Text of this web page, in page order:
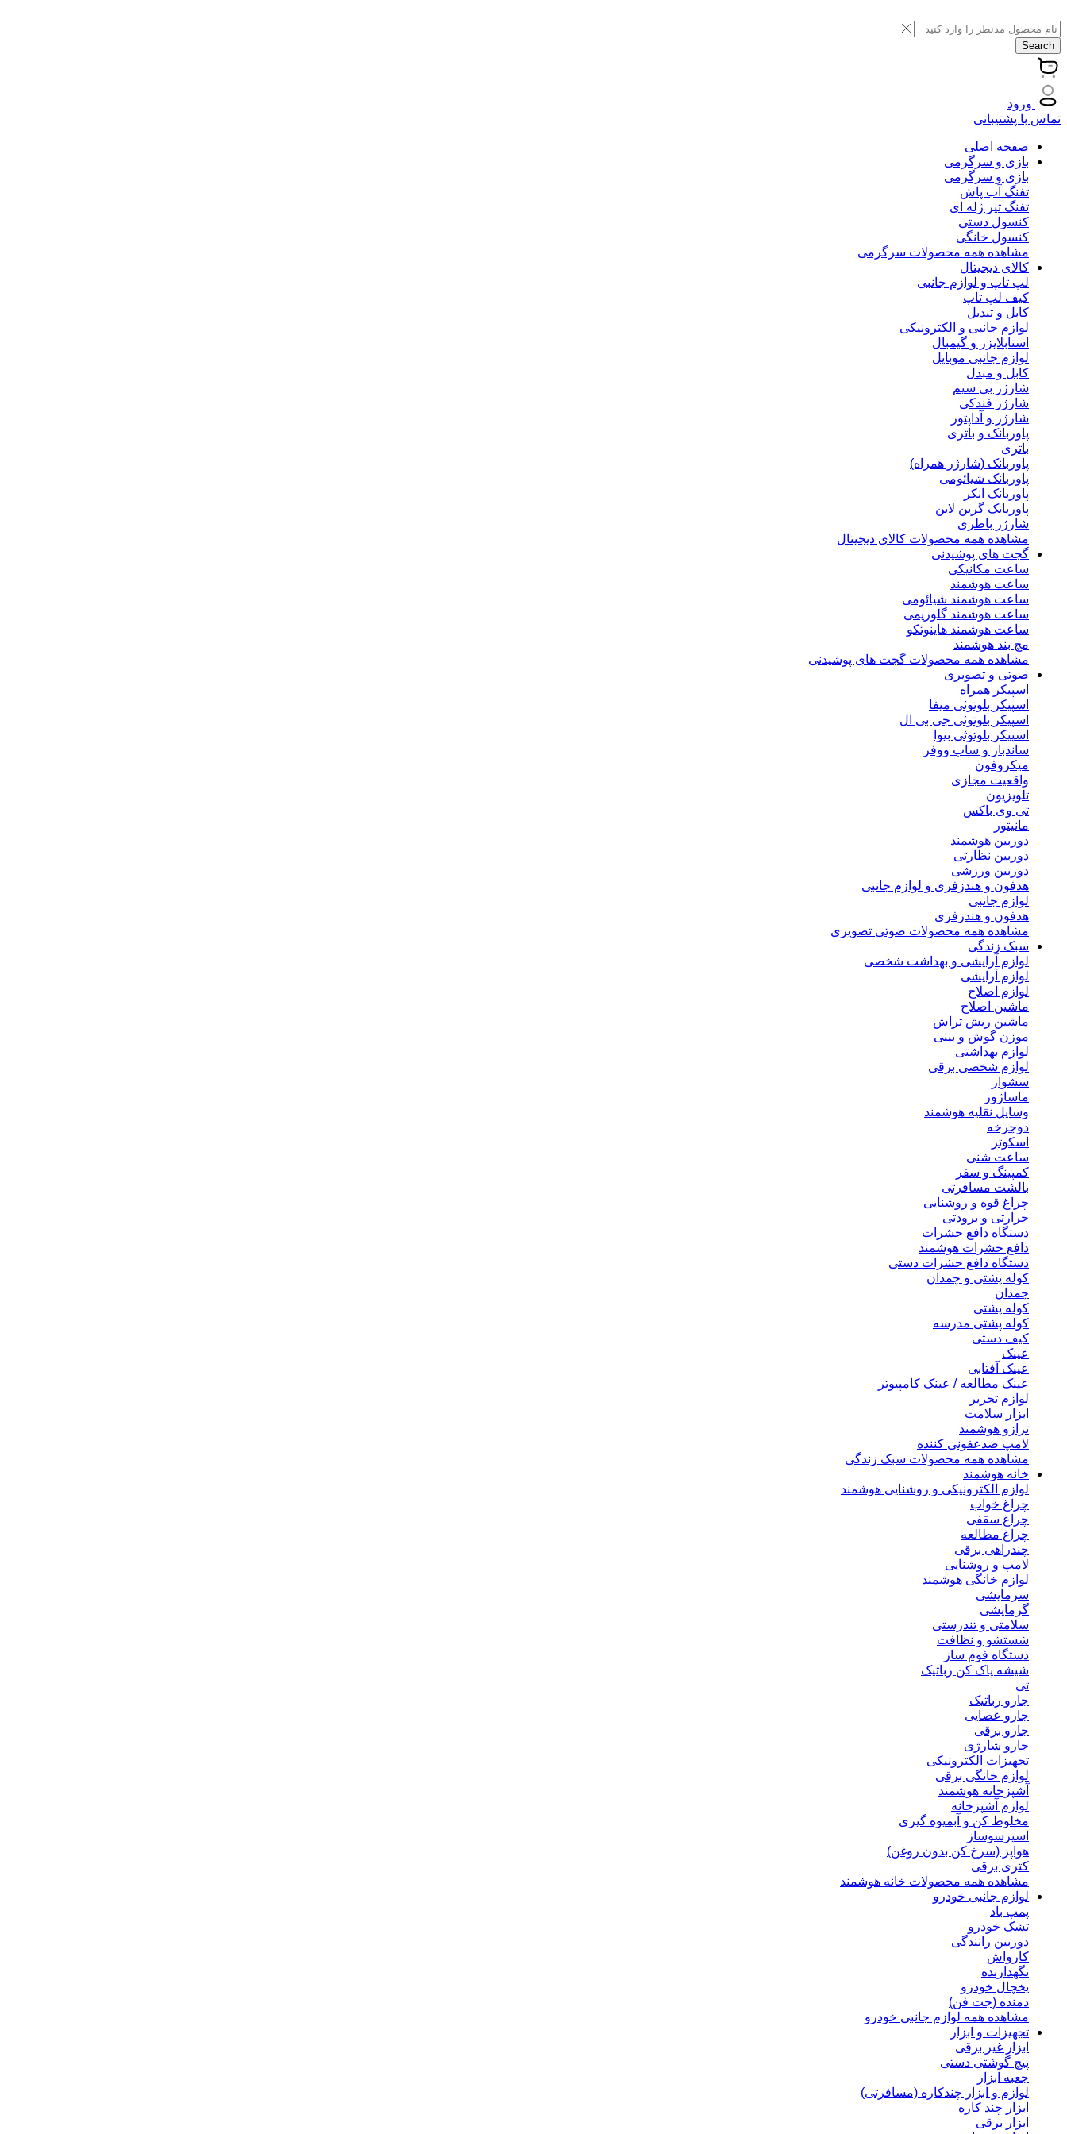
Search
ورود
تماس با پشتیبانی
صفحه اصلی
بازی و سرگرمی
بازی و سرگرمی
تفنگ آب پاش
تفنگ تیر ژله ای
کنسول دستی
کنسول خانگی
مشاهده همه محصولات سرگرمی
کالای دیجیتال
لپ تاپ و لوازم جانبی
کیف لپ تاپ
کابل و تبدیل
لوازم جانبی و الکترونیکی
استابلایزر و گیمبال
لوازم جانبی موبایل
کابل و مبدل
شارژر بی سیم
شارژر فندکی
شارژر و آداپتور
پاوربانک و باتری
باتری
پاوربانک (شارژر همراه)
پاوربانک شیائومی
پاوربانک انکر
پاوربانک گرین لاین
شارژر باطری
مشاهده همه محصولات کالای دیجیتال
گجت های پوشیدنی
ساعت مکانیکی
ساعت هوشمند
ساعت هوشمند شیائومی
ساعت هوشمند گلوریمی
ساعت هوشمند هاینوتکو
مچ بند هوشمند
مشاهده همه محصولات گجت های پوشیدنی
صوتی و تصویری
اسپیکر همراه
اسپیکر بلوتوثی میفا
اسپیکر بلوتوثی جی بی ال
اسپیکر بلوتوثی بیوا
ساندبار و ساب ووفر
میکروفون
واقعیت مجازی
تلویزیون
تی وی باکس
مانیتور
دوربین هوشمند
دوربین نظارتی
دوربین ورزشی
هدفون و هندزفری و لوازم جانبی
لوازم جانبی
هدفون و هندزفری
مشاهده همه محصولات صوتی تصویری
سبک زندگی
لوازم آرایشی و بهداشت شخصی
لوازم آرایشی
لوازم اصلاح
ماشین اصلاح
ماشین ریش تراش
موزن گوش و بینی
لوازم بهداشتی
لوازم شخصی برقی
سشوار
ماساژور
وسایل نقلیه هوشمند
دوچرخه
اسکوتر
ساعت شنی
کمپینگ و سفر
بالشت مسافرتی
چراغ قوه و روشنایی
حرارتی و برودتی
دستگاه دافع حشرات
دافع حشرات هوشمند
دستگاه دافع حشرات دستی
کوله پشتی و چمدان
چمدان
کوله پشتی
کوله پشتی مدرسه
کیف دستی
عینک
عینک آفتابی
عینک مطالعه / عینک کامپیوتر
لوازم تحریر
ابزار سلامت
ترازو هوشمند
لامپ ضدعفونی کننده
مشاهده همه محصولات سبک زندگی
خانه هوشمند
لوازم الکترونیکی و روشنایی هوشمند
چراغ خواب
چراغ سقفی
چراغ مطالعه
چندراهی برقی
لامپ و روشنایی
لوازم خانگی هوشمند
سرمایشی
گرمایشی
سلامتی و تندرستی
شستشو و نظافت
دستگاه فوم ساز
شیشه پاک کن رباتیک
تی
جارو رباتیک
جارو عصایی
جارو برقی
جارو شارژی
تجهیزات الکترونیکی
لوازم خانگی برقی
آشپزخانه هوشمند
لوازم آشپزخانه
مخلوط کن و آبمیوه گیری
اسپرسوساز
هواپز (سرخ کن بدون روغن)
کتری برقی
مشاهده همه محصولات خانه هوشمند
لوازم جانبی خودرو
پمپ باد
تشک خودرو
دوربین رانندگی
کارواش
نگهدارنده
یخچال خودرو
دمنده (جت فن)
مشاهده همه لوازم جانبی خودرو
تجهیزات و ابزار
ابزار غیر برقی
پیچ گوشتی دستی
جعبه ابزار
لوازم و ابزار چندکاره (مسافرتی)
ابزار چند کاره
ابزار برقی